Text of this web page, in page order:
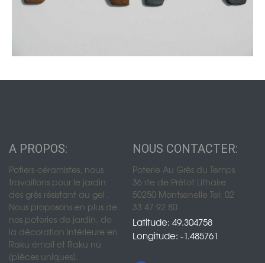
A PROPOS:
Potiers-céramistes, nous
travaillons pour le jardin
des grès résistant au gel .
Nous proposons en plus de
nos poteries de jardin, de
la décoration intérieure en
Raku émail et Raku nu
(pièces uniques).
NOUS CONTACTER:
Poterie Au Grès du Temps
36 rte de Prétot Lithaire
50250 Montsenelle Tel: 02
33 47 92 80
Latitude: 49.304758
Longitude: -1.485761